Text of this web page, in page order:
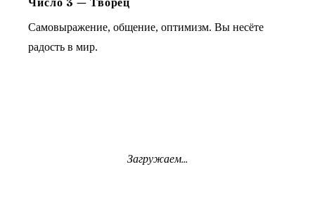
Самовыражение, общение, оптимизм. Вы несёте
радость в мир.
Загружаем...